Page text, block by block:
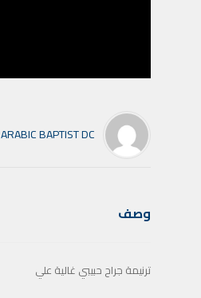
ARABIC BAPTIST DC
وصف
ترنيمة جراح حبيبي غالية علي